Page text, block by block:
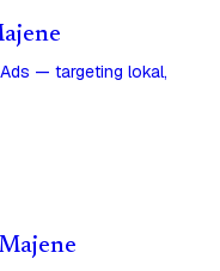
— targeting lokal,